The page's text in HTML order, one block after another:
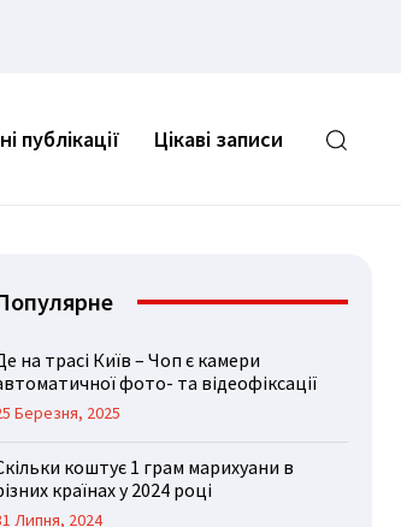
публікації Цікаві записи
на трасі Київ – Чоп є камери
фото- та відеофіксації
Березня, 2025
коштує 1 грам марихуани в
країнах у 2024 році
Липня, 2024